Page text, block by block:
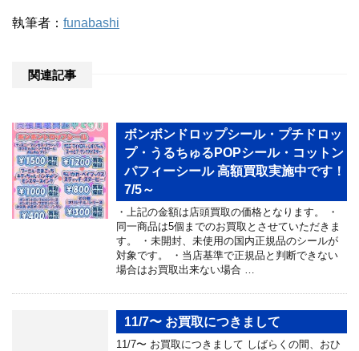
執筆者： funabashi
関連記事
ボンボンドロップシール・プチドロッ
プ・うるちゅるPOPシール・コットン
パフィーシール 高額買取実施中です！
7/5～
・上記の金額は店頭買取の価格となります。 ・
同一商品は5個までのお買取とさせていただきま
す。 ・未開封、未使用の国内正規品のシールが
対象です。 ・当店基準で正規品と判断できない
場合はお買取出来ない場合 …
11/7〜 お買取につきまして
11/7〜 お買取につきまして しばらくの間、おひ